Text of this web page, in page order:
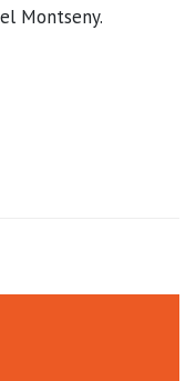
Montseny.